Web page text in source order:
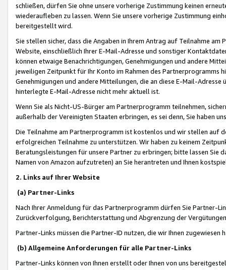
schließen, dürfen Sie ohne unsere vorherige Zustimmung keinen
wiederaufleben zu lassen. Wenn Sie unsere vorherige Zustimmung
bereitgestellt wird.
Sie stellen sicher, dass die Angaben in Ihrem Antrag auf Teilnahme
Website, einschließlich Ihrer E-Mail-Adresse und sonstiger
können etwaige Benachrichtigungen, Genehmigungen und andere
jeweiligen Zeitpunkt für Ihr Konto im Rahmen des Partnerprogramms
Genehmigungen und andere Mitteilungen, die an diese E-Mail-
hinterlegte E-Mail-Adresse nicht mehr aktuell ist.
Wenn Sie als Nicht-US-Bürger am Partnerprogramm teilnehmen,
außerhalb der Vereinigten Staaten erbringen, es sei denn, Sie haben
Die Teilnahme am Partnerprogramm ist kostenlos und wir stellen auf
erfolgreichen Teilnahme zu unterstützen. Wir haben zu keinem
Beratungsleistungen für unsere Partner zu erbringen; bitte lassen Sie
Namen von Amazon aufzutreten) an Sie herantreten und Ihnen
2. Links auf Ihrer Website
(a) Partner-Links
Nach Ihrer Anmeldung für das Partnerprogramm dürfen Sie Partner-
Zurückverfolgung, Berichterstattung und Abgrenzung der
Partner-Links müssen die Partner-ID nutzen, die wir Ihnen zugewiesen
(b) Allgemeine Anforderungen für alle Partner-Links
Partner-Links können von Ihnen erstellt oder Ihnen von uns